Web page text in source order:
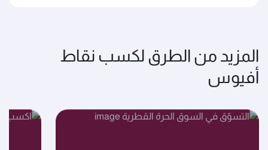
المزيد من الطرق لكسب نقاط
أفيوس